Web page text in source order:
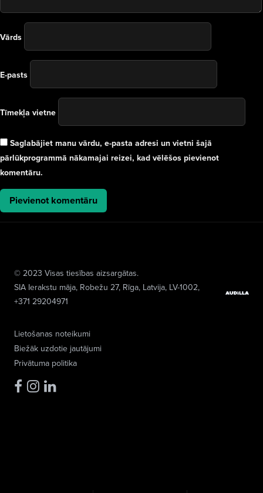
Vārds
E-pasts
Tīmekļa vietne
Saglabājiet manu vārdu, e-pasta adresi un vietni šajā
pārlūkprogrammā nākamajai reizei, kad vēlēšos pievienot
komentāru.
Lietošanas noteikumi
Biežāk uzdotie jautājumi
Privātuma politika
© 2023 Visas tiesības aizsargātas.
SIA Ierakstu māja, Robežu 27, Rīga, Latvija, LV-1002,
+371 29204971